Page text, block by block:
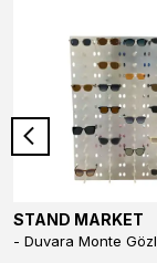
STAND MARKET